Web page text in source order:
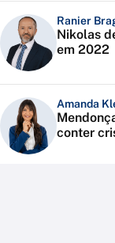
Ranier
Nikolas
em 2022
Amanda
conter